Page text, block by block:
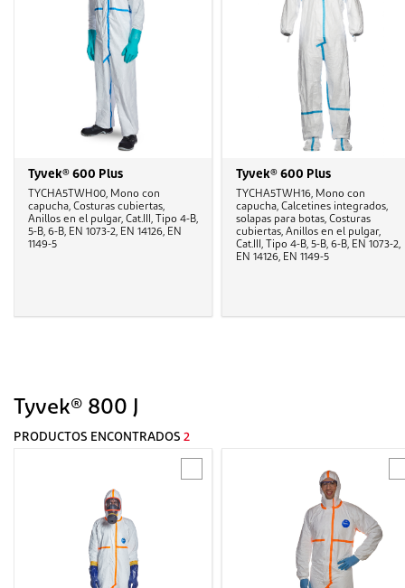
Tyvek® 600 Plus
TYCHA5TWH00, Mono con
capucha, Costuras cubiertas,
Anillos en el pulgar, Cat.III, Tipo 4-B,
5-B, 6-B, EN 1073-2, EN 14126, EN
1149-5
Tyvek® 600 Plus
TYCHA5TWH16, Mono con
capucha, Calcetines integrados,
solapas para botas, Costuras
cubiertas, Anillos en el pulgar,
Cat.III, Tipo 4-B, 5-B, 6-B, EN 1073-2,
EN 14126, EN 1149-5
Tyvek® 800 J
PRODUCTOS ENCONTRADOS 2